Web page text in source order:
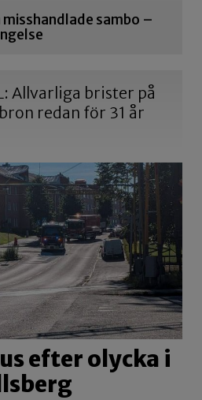
sambo –
Allvarliga brister på
redan för 31 år
efter olycka i